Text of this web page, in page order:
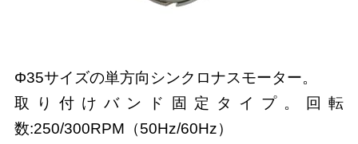
Φ35サイズの単方向シンクロナスモーター。
取り付けバンド固定タイプ。回転
数:250/300RPM（50Hz/60Hz）